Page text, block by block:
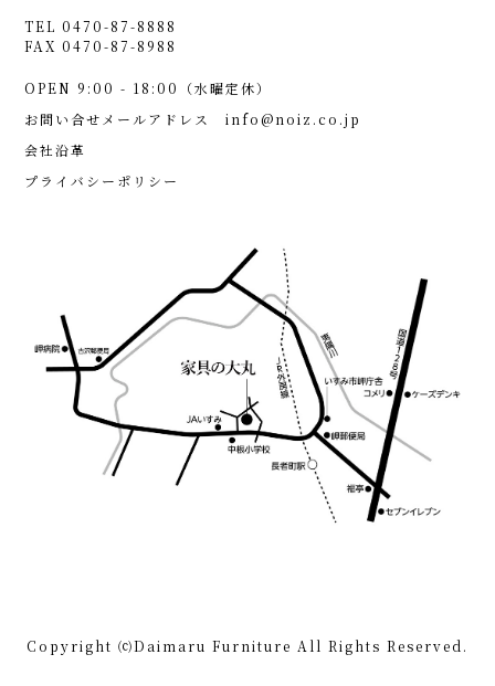
TEL 0470-87-8888
FAX 0470-87-8988
OPEN 9:00 - 18:00（水曜定休）
お問い合せメールアドレスinfo@noiz.co.jp
会社沿革
プライバシーポリシー
Copyright ⒞Daimaru Furniture All Rights Reserved.